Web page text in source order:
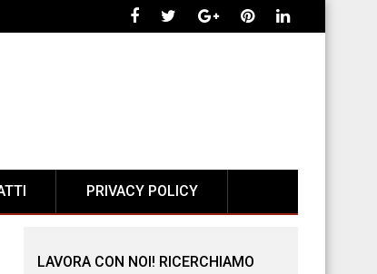
PRIVACY POLICY
LAVORA CON NOI! RICERCHIAMO